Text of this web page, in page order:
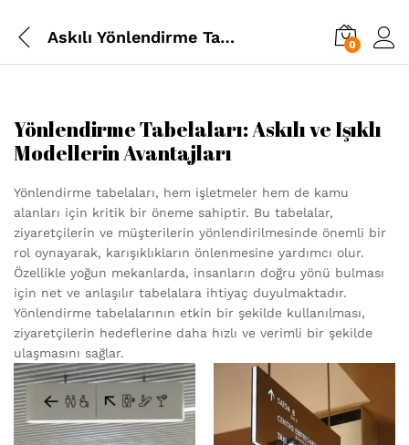
Askılı Yönlendirme Tabelası 0
Yönlendirme Tabelaları: Askılı ve Işıklı
Modellerin Avantajları
Yönlendirme tabelaları, hem işletmeler hem de kamu
alanları için kritik bir öneme sahiptir. Bu tabelalar,
ziyaretçilerin ve müşterilerin yönlendirilmesinde önemli bir
rol oynayarak, karışıklıkların önlenmesine yardımcı olur.
Özellikle yoğun mekanlarda, insanların doğru yönü bulması
için net ve anlaşılır tabelalara ihtiyaç duyulmaktadır.
Yönlendirme tabelalarının etkin bir şekilde kullanılması,
ziyaretçilerin hedeflerine daha hızlı ve verimli bir şekilde
ulaşmasını sağlar.